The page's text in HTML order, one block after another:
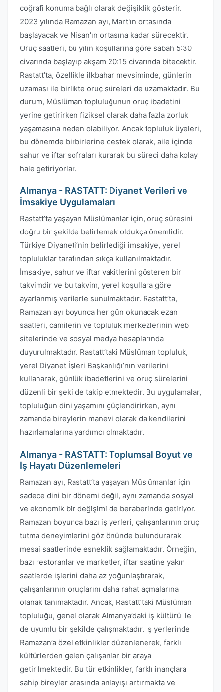
coğrafi konuma bağlı olarak değişiklik gösterir.
2023 yılında Ramazan ayı, Mart'ın ortasında
başlayacak ve Nisan'ın ortasına kadar sürecektir.
Oruç saatleri, bu yılın koşullarına göre sabah 5:30
civarında başlayıp akşam 20:15 civarında bitecektir.
Rastatt’ta, özellikle ilkbahar mevsiminde, günlerin
uzaması ile birlikte oruç süreleri de uzamaktadır. Bu
durum, Müslüman topluluğunun oruç ibadetini
yerine getirirken fiziksel olarak daha fazla zorluk
yaşamasına neden olabiliyor. Ancak topluluk üyeleri,
bu dönemde birbirlerine destek olarak, aile içinde
sahur ve iftar sofraları kurarak bu süreci daha kolay
hale getiriyorlar.
Almanya - RASTATT: Diyanet Verileri ve
İmsakiye Uygulamaları
Rastatt’ta yaşayan Müslümanlar için, oruç süresini
doğru bir şekilde belirlemek oldukça önemlidir.
Türkiye Diyaneti’nin belirlediği imsakiye, yerel
topluluklar tarafından sıkça kullanılmaktadır.
İmsakiye, sahur ve iftar vakitlerini gösteren bir
takvimdir ve bu takvim, yerel koşullara göre
ayarlanmış verilerle sunulmaktadır. Rastatt’ta,
Ramazan ayı boyunca her gün okunacak ezan
saatleri, camilerin ve topluluk merkezlerinin web
sitelerinde ve sosyal medya hesaplarında
duyurulmaktadır. Rastatt’taki Müslüman topluluk,
yerel Diyanet İşleri Başkanlığı’nın verilerini
kullanarak, günlük ibadetlerini ve oruç sürelerini
düzenli bir şekilde takip etmektedir. Bu uygulamalar,
topluluğun dini yaşamını güçlendirirken, aynı
zamanda bireylerin manevi olarak da kendilerini
hazırlamalarına yardımcı olmaktadır.
Almanya - RASTATT: Toplumsal Boyut ve
İş Hayatı Düzenlemeleri
Ramazan ayı, Rastatt’ta yaşayan Müslümanlar için
sadece dini bir dönemi değil, aynı zamanda sosyal
ve ekonomik bir değişimi de beraberinde getiriyor.
Ramazan boyunca bazı iş yerleri, çalışanlarının oruç
tutma deneyimlerini göz önünde bulundurarak
mesai saatlerinde esneklik sağlamaktadır. Örneğin,
bazı restoranlar ve marketler, iftar saatine yakın
saatlerde işlerini daha az yoğunlaştırarak,
çalışanlarının oruçlarını daha rahat açmalarına
olanak tanımaktadır. Ancak, Rastatt’taki Müslüman
topluluğu, genel olarak Almanya’daki iş kültürü ile
de uyumlu bir şekilde çalışmaktadır. İş yerlerinde
Ramazan’a özel etkinlikler düzenlenerek, farklı
kültürlerden gelen çalışanlar bir araya
getirilmektedir. Bu tür etkinlikler, farklı inançlara
sahip bireyler arasında anlayışı artırmakta ve